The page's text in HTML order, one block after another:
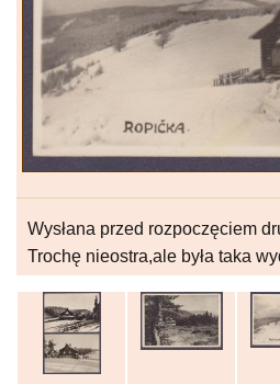
Wysłana przed rozpoczęciem
Trochę nieostra,ale była taka